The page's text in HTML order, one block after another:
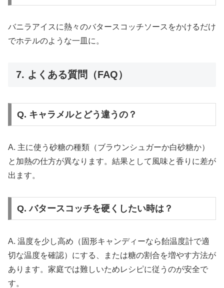
バニラアイスに熱々のバタースコッチソースをかけるだけ
でホテルのような一皿に。
7. よくある質問（FAQ）
Q. キャラメルとどう違うの？
A. 主に使う砂糖の種類（ブラウンシュガーか白砂糖か）
と加熱の仕方が異なります。結果として風味と香りに差が
出ます。
Q. バタースコッチを硬くしたい時は？
A. 温度を少し高め（固形キャンディーなら飴温度計で適
切な温度を確認）にする、または糖の割合を増やす方法が
あります。家庭では難しいためレシピに従うのが安全で
す。